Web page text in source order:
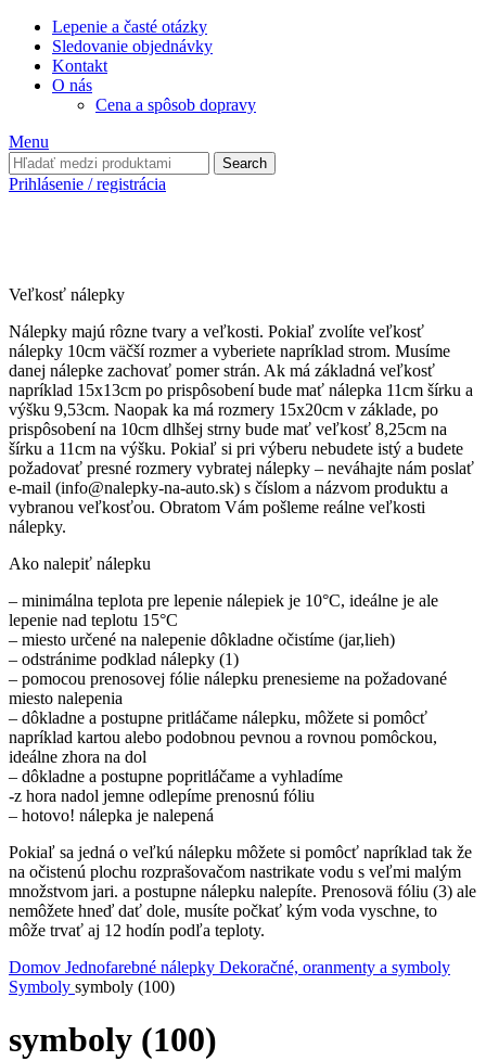
Lepenie a časté otázky
Sledovanie objednávky
Kontakt
O nás
Cena a spôsob dopravy
Menu
Search
Prihlásenie / registrácia
Veľkosť nálepky
Nálepky majú rôzne tvary a veľkosti. Pokiaľ zvolíte veľkosť
nálepky 10cm väčší rozmer a vyberiete napríklad strom. Musíme
danej nálepke zachovať pomer strán. Ak má základná veľkosť
napríklad 15x13cm po prispôsobení bude mať nálepka 11cm šírku a
výšku 9,53cm. Naopak ka má rozmery 15x20cm v základe, po
prispôsobení na 10cm dlhšej strny bude mať veľkosť 8,25cm na
šírku a 11cm na výšku. Pokiaľ si pri výberu nebudete istý a budete
požadovať presné rozmery vybratej nálepky – neváhajte nám poslať
e-mail (info@nalepky-na-auto.sk) s číslom a názvom produktu a
vybranou veľkosťou. Obratom Vám pošleme reálne veľkosti
nálepky.
Ako nalepiť nálepku
– minimálna teplota pre lepenie nálepiek je 10°C, ideálne je ale
lepenie nad teplotu 15°C
– miesto určené na nalepenie dôkladne očistíme (jar,lieh)
– odstránime podklad nálepky (1)
– pomocou prenosovej fólie nálepku prenesieme na požadované
miesto nalepenia
– dôkladne a postupne pritláčame nálepku, môžete si pomôcť
napríklad kartou alebo podobnou pevnou a rovnou pomôckou,
ideálne zhora na dol
– dôkladne a postupne popritláčame a vyhladíme
-z hora nadol jemne odlepíme prenosnú fóliu
– hotovo! nálepka je nalepená
Pokiaľ sa jedná o veľkú nálepku môžete si pomôcť napríklad tak že
na očistenú plochu rozprašovačom nastrikate vodu s veľmi malým
množstvom jari. a postupne nálepku nalepíte. Prenosovä fóliu (3) ale
nemôžete hneď dať dole, musíte počkať kým voda vyschne, to
môže trvať aj 12 hodín podľa teploty.
Domov Jednofarebné nálepky Dekoračné, oranmenty a symboly
Symboly symboly (100)
symboly (100)